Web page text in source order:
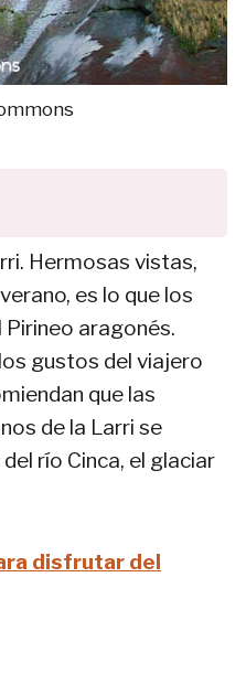
Hermosas vistas,
es lo que los
aragonés.
gustos del viajero
que las
de la Larri se
río Cinca, el glaciar
disfrutar del